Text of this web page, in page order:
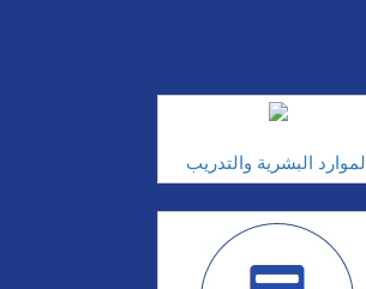
الموارد البشرية والتدريب